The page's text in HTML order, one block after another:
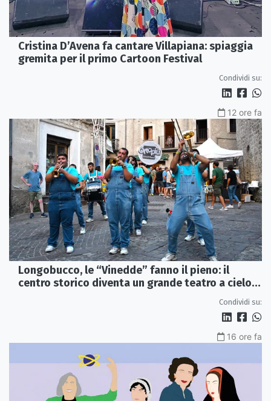
Cristina D’Avena fa cantare Villapiana: spiaggia
gremita per il primo Cartoon Festival
Condividi su:
12 ore fa
Longobucco, le “Vinedde” fanno il pieno: il
centro storico diventa un grande teatro a cielo
Condividi su:
16 ore fa